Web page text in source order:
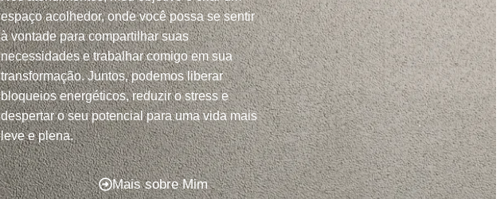
espaço acolhedor, onde você possa se sentir
à vontade para compartilhar suas
necessidades e trabalhar comigo em sua
transformação. Juntos, podemos liberar
bloqueios energéticos, reduzir o stress e
despertar o seu potencial para uma vida mais
leve e plena.
Mais sobre Mim